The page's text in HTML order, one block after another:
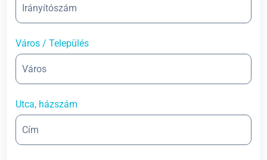
Város / Település
Utca, házszám